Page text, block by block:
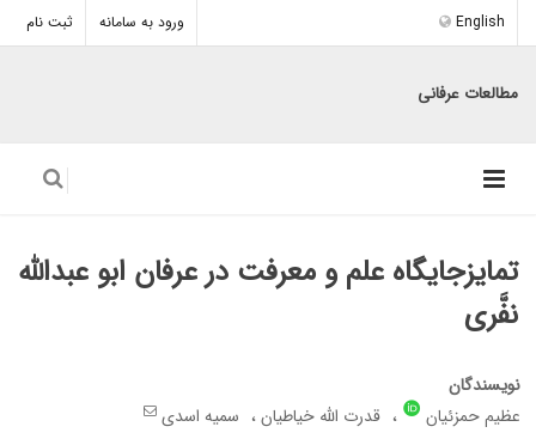
ورود به سامانه ثبت نام English
مطالعات عرفانی
تمایزجایگاه علم و معرفت در عرفان ابو عبدالله
نفَّری
نویسندگان
عظیم حمزئیان
قدرت الله خیاطیان
سمیه اسدی